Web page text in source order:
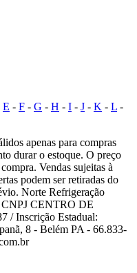
E - F - G - H - I - J - K - L -
apenas para compras
durar o estoque. O preço
Vendas sujeitas à
podem ser retiradas do
Norte Refrigeração
CENTRO DE
/ Inscrição Estadual:
8 - Belém PA - 66.833-